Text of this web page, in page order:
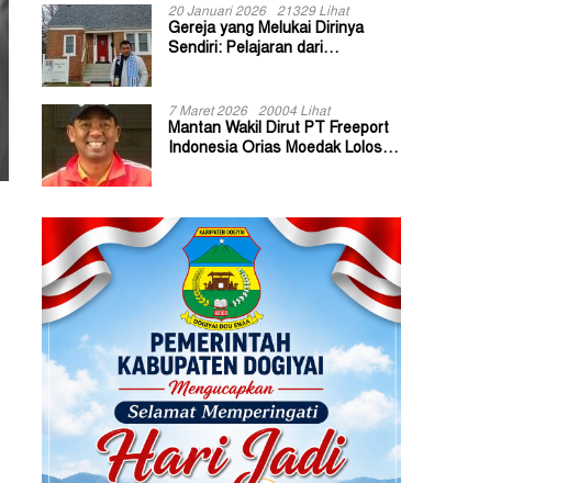
20 Januari 2026 21329 Lihat
Gereja yang Melukai Dirinya
Sendiri: Pelajaran dari
7 Maret 2026 20004 Lihat
Mantan Wakil Dirut PT Freeport
Indonesia Orias Moedak Lolos